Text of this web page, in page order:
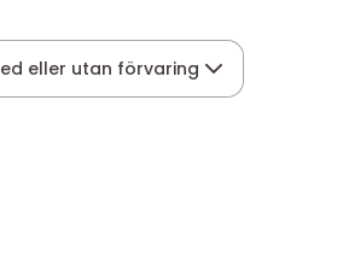
eller utan förvaring